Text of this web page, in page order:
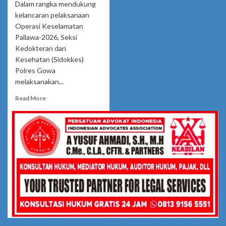
Dalam rangka mendukung
kelancaran pelaksanaan
Operasi Keselamatan
Pallawa-2026, Seksi
Kedokteran dan
Kesehatan (Sidokkes)
Polres Gowa
melaksanakan...
Read MoreRead
about
Dukung
Pelaksanaan
Ops
Keselamatan
Pallawa-
2026,
Sidokkes
Polres
Gowa
Lakukan